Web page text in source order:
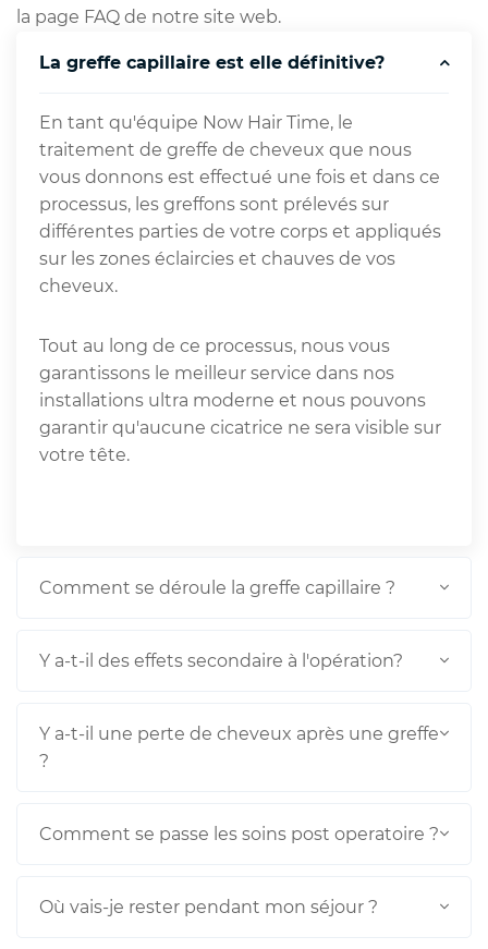
la page FAQ de notre site web.
La greffe capillaire est elle définitive?
En tant qu'équipe Now Hair Time, le
traitement de greffe de cheveux que nous
vous donnons est effectué une fois et dans ce
processus, les greffons sont prélevés sur
différentes parties de votre corps et appliqués
sur les zones éclaircies et chauves de vos
cheveux.
Tout au long de ce processus, nous vous
garantissons le meilleur service dans nos
installations ultra moderne et nous pouvons
garantir qu'aucune cicatrice ne sera visible sur
votre tête.
Comment se déroule la greffe capillaire ?
Y a-t-il des effets secondaire à l'opération?
Y a-t-il une perte de cheveux après une greffe
?
Comment se passe les soins post operatoire ?
Où vais-je rester pendant mon séjour ?